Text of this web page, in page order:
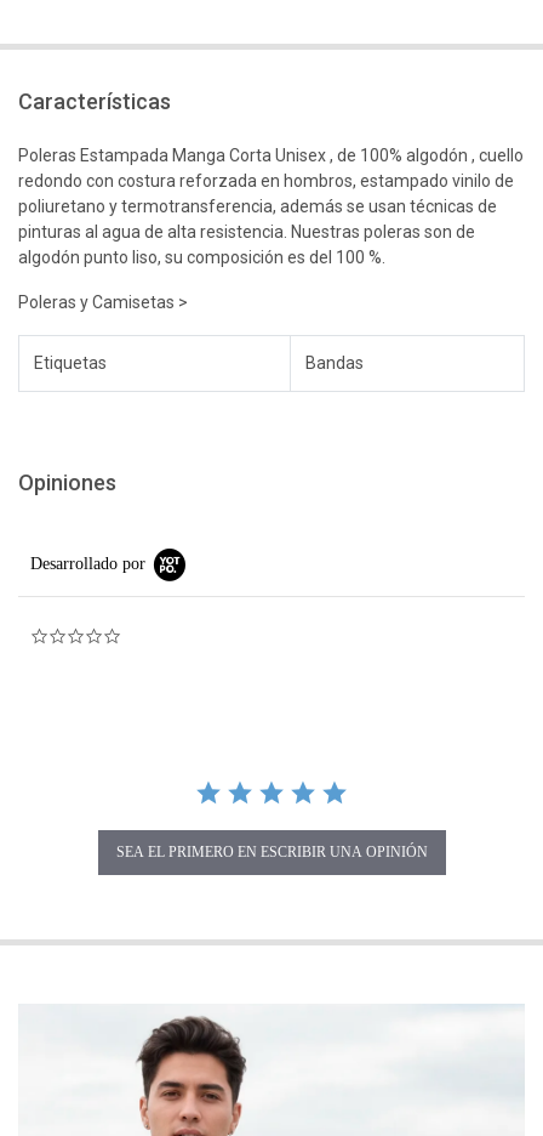
Características
Poleras Estampada Manga Corta Unisex , de 100% algodón , cuello
redondo con costura reforzada en hombros, estampado vinilo de
poliuretano y termotransferencia, además se usan técnicas de
pinturas al agua de alta resistencia. Nuestras poleras son de
algodón punto liso, su composición es del 100 %.
Poleras y Camisetas >
Etiquetas Bandas
Opiniones
Desarrollado por
SEA EL PRIMERO EN ESCRIBIR UNA OPINIÓN